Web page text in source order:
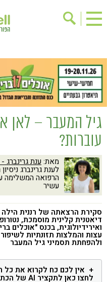
בישול בריא
ריפוי ומניעת מחלות
תוספי תזונה
אירועים
שינוי
גישות בתזונה
ניקוי רעלים
ילדים
תזונה
רגישות לגלוטן
טעים
קורונה
גיל המעבר – לאן
עוברות?
מאת: ענת
לענת גרינברג
הרפואה המשלימה
עשיר
סקירת הרצאתה של רננית
דיאטנית קלינית מוסמכת,
עצות והמלצות תזונתיות
ולהפחתת תסמיני גיל המעבר
אין לכם כח לקרוא את כל
לחצו כאן לתקציר AI של הכתבה